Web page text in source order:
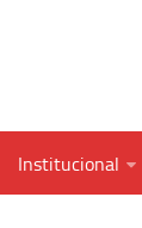
Institucional